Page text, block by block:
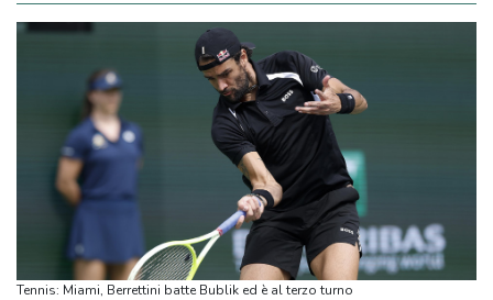
Tennis: Miami, Berrettini batte Bublik ed è al terzo turno